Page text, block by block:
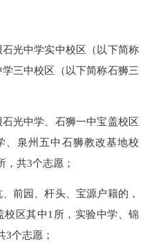
中学实中校区（以下简称
三中校区（以下简称石狮三
中学、石狮一中宝盖校区
、泉州五中石狮教改基地校
，共3个志愿；
园、杆头、宝源户籍的，
区其中1所，实验中学、锦
3个志愿；